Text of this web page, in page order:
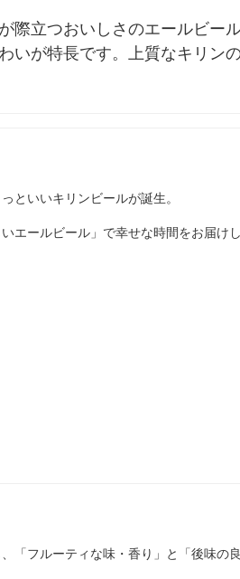
際立つおいしさのエールビー
いが特長です。上質なキリン
といいキリンビールが誕生。
エールビール」で幸せな時間をお届けし
「フルーティな味・香り」と「後味の